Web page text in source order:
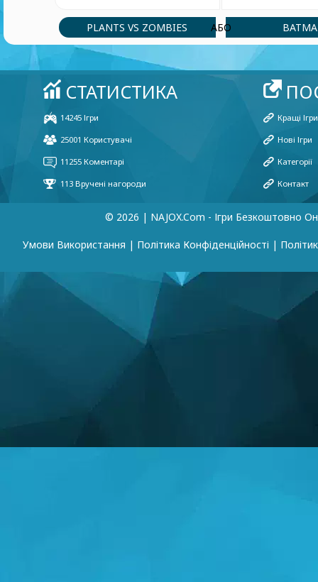
PLANTS VS ZOMBIES АБО
© 2026 | NAJOX.com - Ігри Безкоштовно
Умови Використання | Політика Конфіденційності |